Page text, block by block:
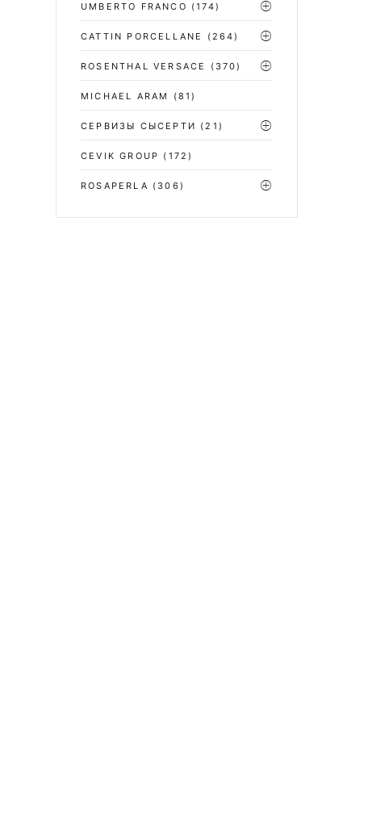
UMBERTO FRANCO (174)
CATTIN PORCELLANE (264)
ROSENTHAL VERSACE (370)
MICHAEL ARAM (81)
СЕРВИЗЫ СЫСЕРТИ (21)
CEVIK GROUP (172)
ROSAPERLA (306)